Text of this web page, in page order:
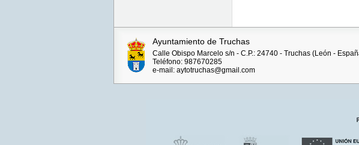
Ayuntamiento de Truchas
Calle Obispo Marcelo s/n - C.P.: 24740 - Truchas (León -
Teléfono: 987670285
e-mail: aytotruchas@gmail.com